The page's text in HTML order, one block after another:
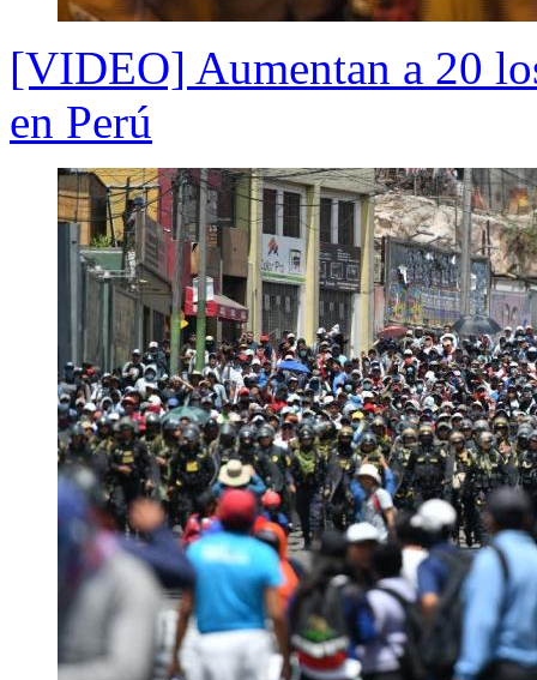
[VIDEO] Aumentan a 20
en Perú